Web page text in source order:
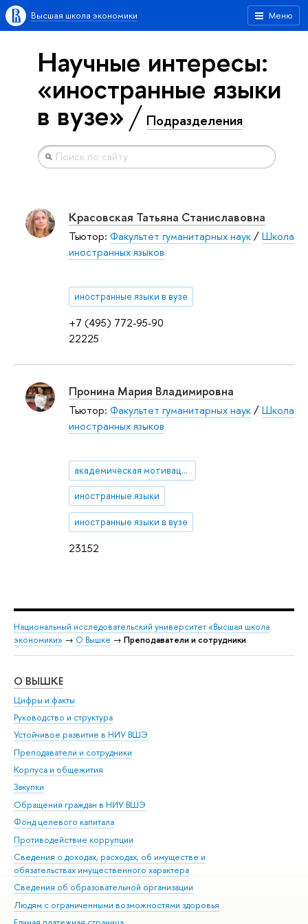
Меню
Высшая школа экономики
Научные интересы:
«иностранные языки
в вузе» Подразделения
+7 (495) 772-95-90
22225
Красовская Татьяна Станиславовна
Тьютор: Факультет гуманитарных наук/Школа
иностранных языков
иностранные языки в вузе
23152
Пронина Мария Владимировна
Тьютор: Факультет гуманитарных наук/Школа
иностранных языков
академическая мотивация
иностранные языки
иностранные языки в вузе
Национальный исследовательский университет «Высшая школа
экономики» → О Вышке → Преподаватели и сотрудники
О ВЫШКЕ
Цифры и факты
Руководство и структура
Устойчивое развитие в НИУ ВШЭ
Преподаватели и сотрудники
Корпуса и общежития
Закупки
Обращения граждан в НИУ ВШЭ
Фонд целевого капитала
Противодействие коррупции
Сведения о доходах, расходах, об имуществе и
обязательствах имущественного характера
Сведения об образовательной организации
Людям с ограниченными возможностями здоровья